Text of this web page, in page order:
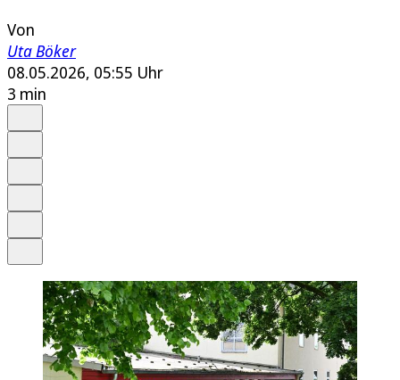
Von
Uta Böker
08.05.2026, 05:55 Uhr
3 min